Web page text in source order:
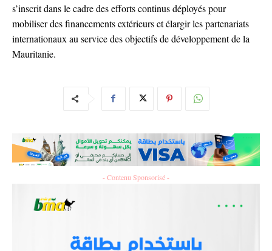
s’inscrit dans le cadre des efforts continus déployés pour
mobiliser des financements extérieurs et élargir les partenariats
internationaux au service des objectifs de développement de la
Mauritanie.
- Contenu Sponsorisé -